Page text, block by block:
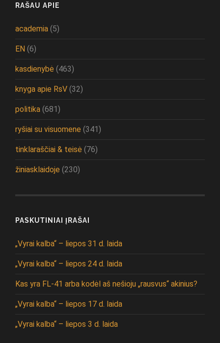
RAŠAU APIE
academia (5)
EN (6)
kasdienybė (463)
knyga apie RsV (32)
politika (681)
ryšiai su visuomene (341)
tinklaraščiai & teisė (76)
žiniasklaidoje (230)
PASKUTINIAI ĮRAŠAI
„Vyrai kalba“ – liepos 31 d. laida
„Vyrai kalba“ – liepos 24 d. laida
Kas yra FL-41 arba kodėl aš nešioju „rausvus“ akinius?
„Vyrai kalba“ – liepos 17 d. laida
„Vyrai kalba“ – liepos 3 d. laida